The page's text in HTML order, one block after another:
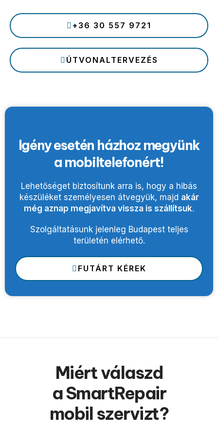
+36 30 557 9721
ÚTVONALTERVEZÉS
Igény esetén házhoz megyünk
a mobiltelefonért!
Lehetőséget biztosítunk arra is, hogy a hibás
készüléket személyesen átvegyük, majd akár
még aznap megjavítva vissza is szállítsuk.
Szolgáltatásunk jelenleg Budapest teljes
területén elérhető.
FUTÁRT KÉREK
Miért válaszd
a SmartRepair
mobil szervizt?